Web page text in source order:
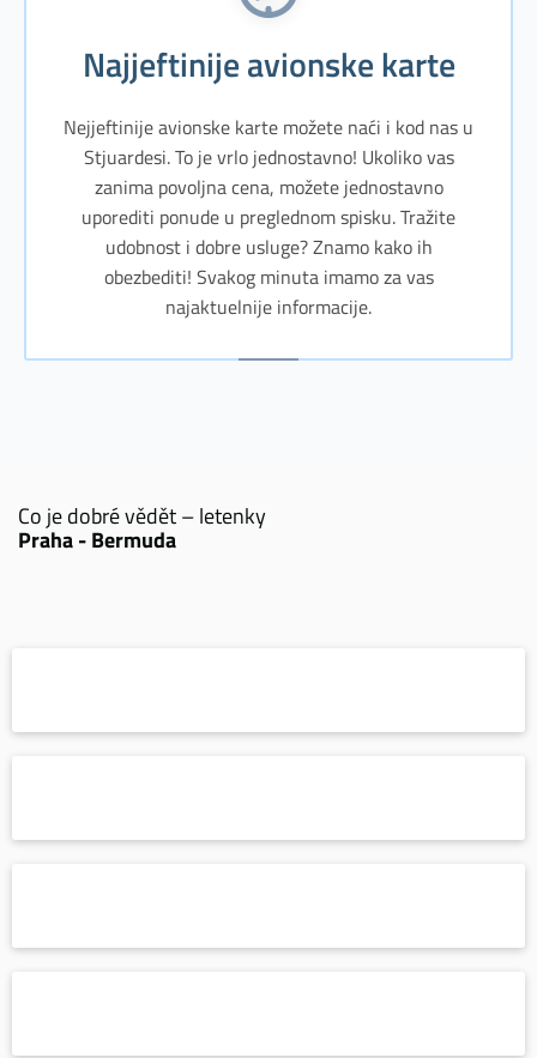
Najjeftinije avionske karte
Nejjeftinije avionske karte možete naći i kod nas u
Stjuardesi. To je vrlo jednostavno! Ukoliko vas
zanima povoljna cena, možete jednostavno
uporediti ponude u preglednom spisku. Tražite
udobnost i dobre usluge? Znamo kako ih
obezbediti! Svakog minuta imamo za vas
najaktuelnije informacije.
Co je dobré vědět – letenky
Praha - Bermuda